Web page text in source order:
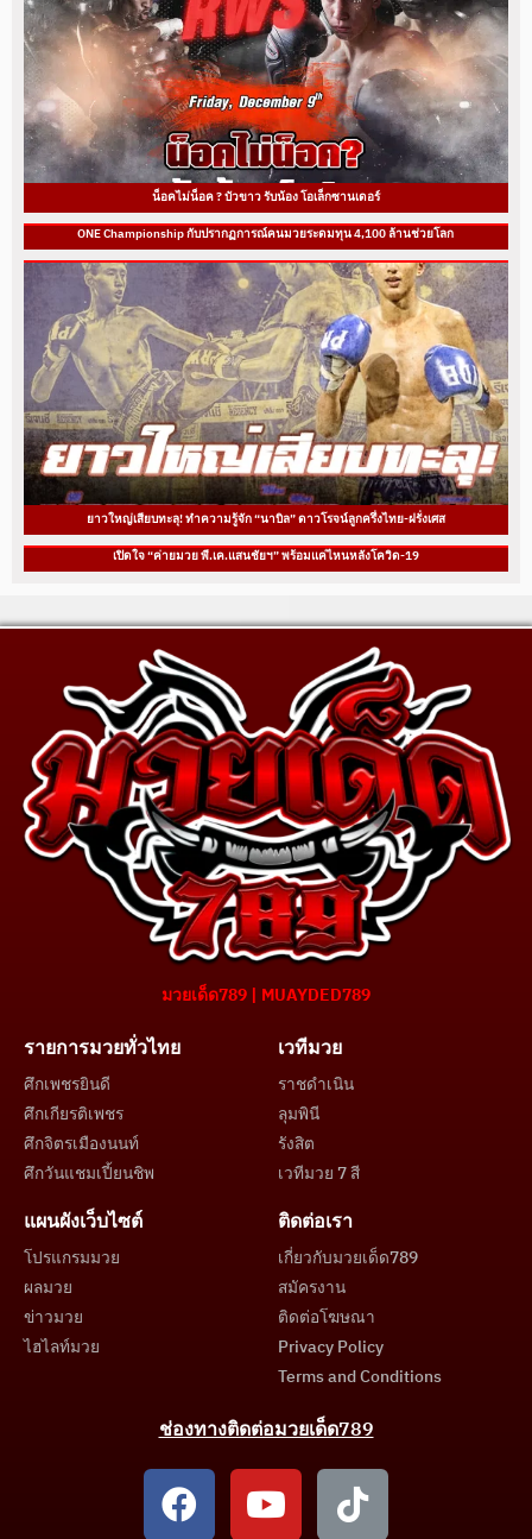
น็อคไม่น็อค ? บัวขาว รับน้อง โอเล็กซานเดอร์
ONE Championship กับปรากฏการณ์คนมวยระดมทุน 4,100 ล้านช่วยโลก
ยาวใหญ่เสียบทะลุ! ทำความรู้จัก “นาบิล” ดาวโรจน์ลูกครึ่งไทย-ฝรั่งเศส
เปิดใจ “ค่ายมวย พี.เค.แสนชัยฯ” พร้อมแค่ไหนหลังโควิด-19
มวยเด็ด789 | MUAYDED789
รายการมวยทั่วไทย
ศึกเพชรยินดี
ศึกเกียรติเพชร
ศึกจิตรเมืองนนท์
ศึกวันแชมเปี้ยนชิพ
เวทีมวย
ราชดำเนิน
ลุมพินี
รังสิต
เวทีมวย 7 สี
แผนผังเว็บไซต์
โปรแกรมมวย
ผลมวย
ข่าวมวย
ไฮไลท์มวย
ติดต่อเรา
เกี่ยวกับมวยเด็ด789
สมัครงาน
ติดต่อโฆษณา
Privacy Policy
Terms and Conditions
ช่องทางติดต่อมวยเด็ด789